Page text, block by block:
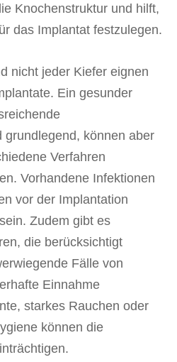
Knochenstruktur und hilft,
das Implantat festzulegen.
nicht jeder Kiefer eignen
Ein gesunder
grundlegend, können aber
Verfahren
Vorhandene Infektionen
vor der Implantation
Zudem gibt es
die berücksichtigt
Fälle von
Einnahme
starkes Rauchen oder
können die